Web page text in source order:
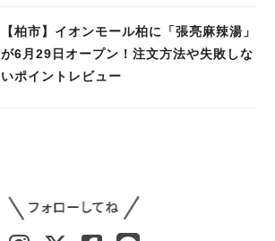
【柏市】イオンモール柏に「張亮麻辣湯」
が6月29日オープン！注文方法や失敗しな
いポイントレビュー